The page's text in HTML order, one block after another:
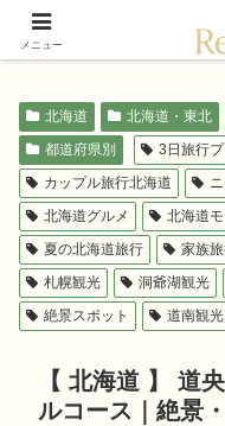
癒しと
北海道 北海道・東北
都道府県別
3日旅行
カップル旅行北海道
北海道グルメ
北海道
夏の北海道旅行
家族
札幌観光
洞爺湖観光
絶景スポット
道南観光
【 北海道 】 道
ルコース｜絶景
メニュー